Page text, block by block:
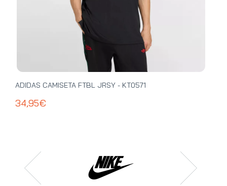
ADIDAS CAMISETA FTBL JRSY - KT0571
34,95€